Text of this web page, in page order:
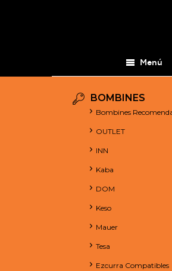
Menú
BOMBINES
Bombines
OUTLET
INN
Kaba
DOM
Keso
Mauer
Tesa
Ezcurra Compatibles